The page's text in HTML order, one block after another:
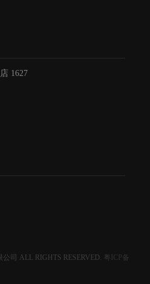
1627
公司 ALL RIGHTS RESERVED.
粤ICP备